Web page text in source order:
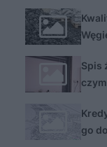
Spis
go